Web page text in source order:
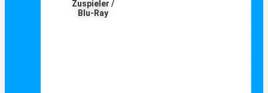
Zuspieler /
Blu-Ray